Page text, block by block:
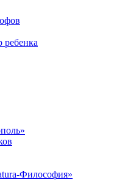
Философия»